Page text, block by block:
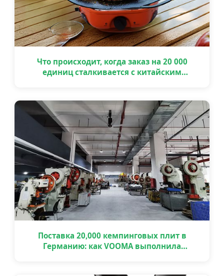
Что происходит, когда заказ на 20 000
единиц сталкивается с китайским
Поставка 20,000 кемпинговых плит в
Германию: как VOOMA выполнила